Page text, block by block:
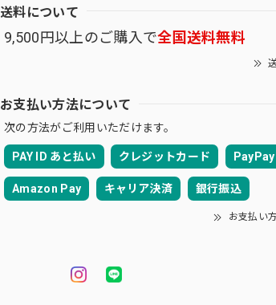
送料について
9,500円以上のご購入で全国送料無料
お支払い方法について
次の方法がご利用いただけます。
PAY ID あと払い クレジットカード PayPay
Amazon Pay キャリア決済 銀行振込
お支払い